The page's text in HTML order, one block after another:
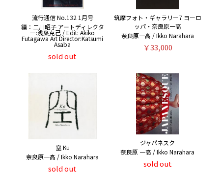
流行通信 No.132 1月号
編：二川昭子 アートディレクタ
ー:浅葉克己 / Edit: Akiko
Futagawa Art Director:Katsumi
Asaba
sold out
筑摩フォト・ギャラリー7 ヨーロ
ッパ・奈良原一高
奈良原一高 / Ikko Narahara
￥33,000
空 Ku
奈良原一高 / Ikko Narahara
sold out
ジャパネスク
奈良原 一高 / Ikko Narahara
sold out